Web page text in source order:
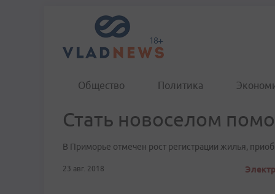
Общество Политика
Стать новоселом
В Приморье отмечен рост регистрации жилья,
23 авг. 2018